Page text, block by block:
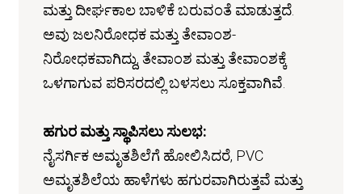
ಮತ್ತು ದೀರ್ಘಕಾಲ ಬಾಳಿಕೆ ಬರುವಂತೆ ಮಾಡುತ್ತದೆ.
ಅವು ಜಲನಿರೋಧಕ ಮತ್ತು ತೇವಾಂಶ-
ನಿರೋಧಕವಾಗಿದ್ದು, ತೇವಾಂಶ ಮತ್ತು ತೇವಾಂಶಕ್ಕೆ
ಒಳಗಾಗುವ ಪರಿಸರದಲ್ಲಿ ಬಳಸಲು ಸೂಕ್ತವಾಗಿವೆ.
ಹಗುರ ಮತ್ತು ಸ್ಥಾಪಿಸಲು ಸುಲಭ:
ನೈಸರ್ಗಿಕ ಅಮೃತಶಿಲೆಗೆ ಹೋಲಿಸಿದರೆ, PVC
ಅಮೃತಶಿಲೆಯ ಹಾಳೆಗಳು ಹಗುರವಾಗಿರುತ್ತವೆ ಮತ್ತು